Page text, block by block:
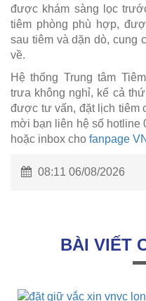
được khám sàng lọc
tiêm phòng phù hợp,
sau tiêm và dặn dò, cung
về.
Hệ thống Trung tâm
trưa không nghỉ, kể cả
được tư vấn, đặt lịch tiêm
mời bạn liên hệ số hotline
hoặc inbox cho fanpage
08:11 06/08/2026
BÀI VIẾT